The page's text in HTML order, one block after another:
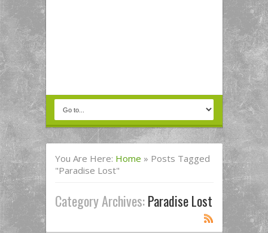
You Are Here: Home » Posts Tagged
"paradise Lost"
Category Archives:Paradise Lost